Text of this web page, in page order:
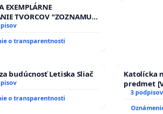
EXEMPLÁRNE
TVORCOV "ZOZNAMU
o transparentnosti
budúcnosť Letiska Sliač
o transparentnosti
Katolícka
predmet
17)]
3 podpisov